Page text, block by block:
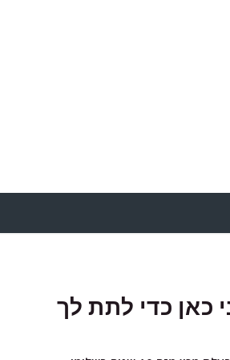
כאן כדי לתת לך